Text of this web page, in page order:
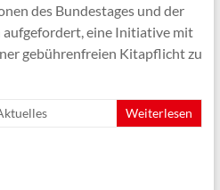
des Bundestages und der
eine Initiative mit
gebührenfreien Kitapflicht zu
Weiterlesen